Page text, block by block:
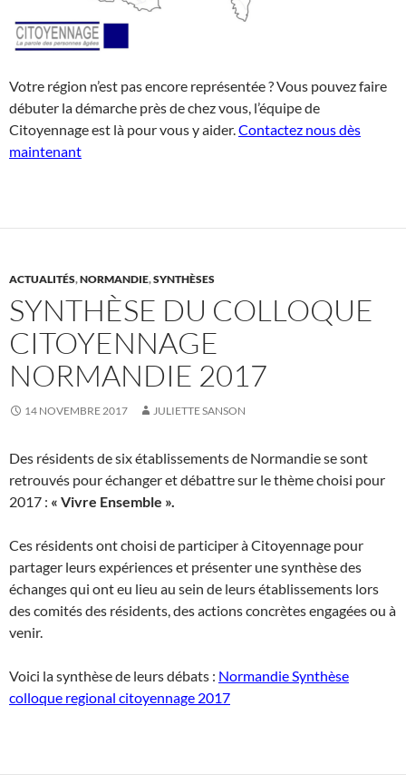
Votre région n’est pas encore représentée ? Vous pouvez faire
débuter la démarche près de chez vous, l’équipe de
Citoyennage est là pour vous y aider.Contactez nous dès
maintenant
ACTUALITÉS,NORMANDIE,SYNTHÈSES
SYNTHÈSE DU COLLOQUE
CITOYENNAGE
NORMANDIE 2017
14 NOVEMBRE 2017 JULIETTE SANSON
Des résidents de six établissements de Normandie se sont
retrouvés pour échanger et débattre sur le thème choisi pour
2017 : « Vivre Ensemble ».
Ces résidents ont choisi de participer à Citoyennage pour
partager leurs expériences et présenter une synthèse des
échanges qui ont eu lieu au sein de leurs établissements lors
des comités des résidents, des actions concrètes engagées ou à
venir.
Voici la synthèse de leurs débats : Normandie Synthèse
colloque regional citoyennage 2017